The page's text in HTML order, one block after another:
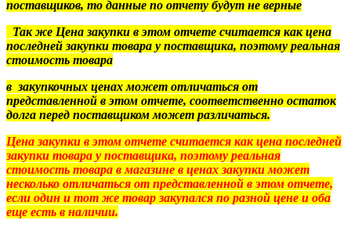
поставщиков, то данные по отчету будут не верные
Так же Цена закупки в этом отчете считается как цена
последней закупки товара у поставщика, поэтому реальная
стоимость товара
в закупкочных ценах может отличаться от
представленной в этом отчете, соответственно остаток
долга перед поставщиком может различаться.
Цена закупки в этом отчете считается как цена последней
закупки товара у поставщика, поэтому реальная
стоимость товара в магазине в ценах закупки может
несколько отличаться от представленной в этом отчете,
если один и тот же товар закупался по разной цене и оба
еще есть в наличии.